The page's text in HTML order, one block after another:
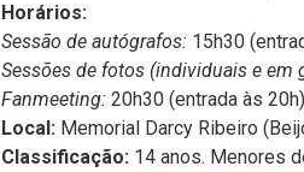
Horários:
Sessão de autógrafos: 15h30
Sessões de fotos (individuais e em
Fanmeeting: 20h30 (entrada às 20h)
Local: Memorial Darcy Ribeiro
Classificação: 14 anos. Menores